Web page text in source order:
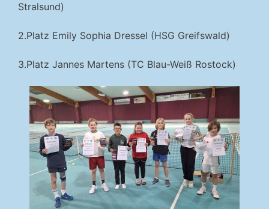
Stralsund)
2.Platz Emily Sophia Dressel (HSG Greifswald)
3.Platz Jannes Martens (TC Blau-Weiß Rostock)